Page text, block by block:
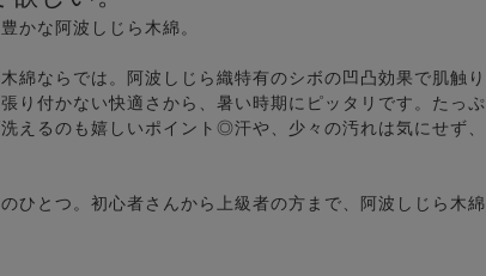
かな阿波しじら木綿。
綿ならでは。阿波しじら織特有のシボの凹凸効果で肌触り
り付かない快適さから、暑い時期にピッタリです。たっぷ
えるのも嬉しいポイント◎汗や、少々の汚れは気にせず、
ひとつ。初心者さんから上級者の方まで、阿波しじら木綿